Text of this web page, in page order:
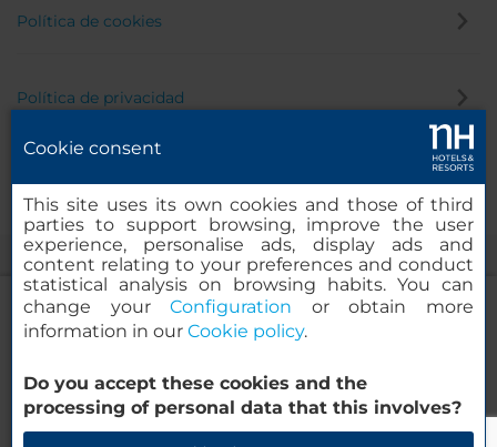
NH Collection A Coruña Finisterre
Política de cookies
Política de privacidad
© 2000-2026 MINOR HOTELS EUROPE & AMERICAS Santa Engracia,
120. 28003 Madrid, España
Cookie consent
This site uses its own cookies and those of third
parties to support browsing, improve the user
experience, personalise ads, display ads and
content relating to your preferences and conduct
statistical analysis on browsing habits. You can
change yourConfiguration or obtain more
information in our Cookie policy.
Do you accept these cookies and the
processing of personal data that this involves?